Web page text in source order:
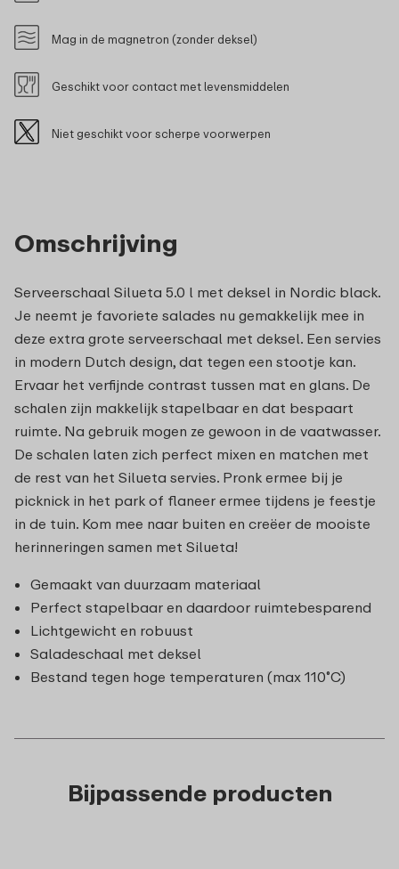
Omschrijving
Serveerschaal Silueta 5.0 l met deksel in Nordic black.
Je neemt je favoriete salades nu gemakkelijk mee in
deze extra grote serveerschaal met deksel. Een servies
in modern Dutch design, dat tegen een stootje kan.
Ervaar het verfijnde contrast tussen mat en glans. De
schalen zijn makkelijk stapelbaar en dat bespaart
ruimte. Na gebruik mogen ze gewoon in de vaatwasser.
De schalen laten zich perfect mixen en matchen met
de rest van het Silueta servies. Pronk ermee bij je
picknick in het park of flaneer ermee tijdens je feestje
in de tuin. Kom mee naar buiten en creëer de mooiste
herinneringen samen met Silueta!
Gemaakt van duurzaam materiaal
Perfect stapelbaar en daardoor ruimtebesparend
Lichtgewicht en robuust
Saladeschaal met deksel
Bestand tegen hoge temperaturen (max 110˚C)
Mag in de magnetron (zonder deksel)
Geschikt voor contact met levensmiddelen
Niet geschikt voor scherpe voorwerpen
Bijpassende producten